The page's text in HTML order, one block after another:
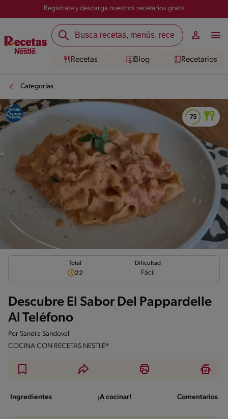
Registrate y descarga nuestros recetarios gratis
Recetas Blog Recetarios
Categorías
Total
22
Dificultad
Fácil
Descubre El Sabor Del Pappardelle
Al Teléfono
Por Sandra Sandoval
COCINA CON RECETAS NESTLÉ®
Ingredientes ¡A cocinar! Comentarios